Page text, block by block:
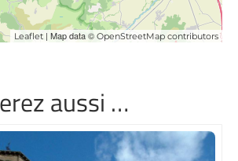
Leaflet | Map data © OpenStreetMap contributors
aussi …